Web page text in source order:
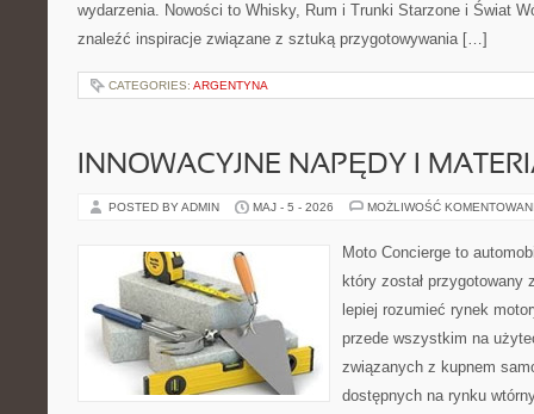
wydarzenia. Nowości to Whisky, Rum i Trunki Starzone i Świat
znaleźć inspiracje związane z sztuką przygotowywania […]
CATEGORIES: ARGENTYNA
INNOWACYJNE NAPĘDY I
POSTED BY ADMIN MAJ - 5 - 2026 MOŻLIWOŚĆ
Moto Concierge to
który został
lepiej rozumieć rynek
przede wszystkim na
związanych z kupnem
dostępnych na rynku